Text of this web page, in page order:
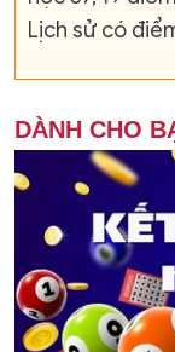
Lịch sử có